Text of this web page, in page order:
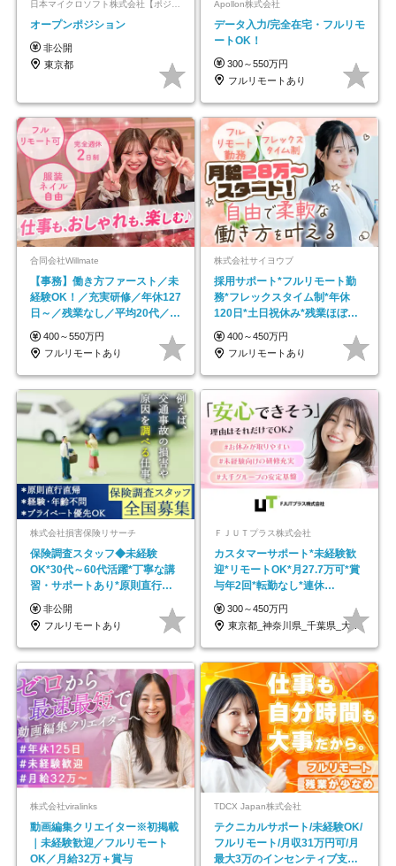
オープンポジション
非公開
東京都
Apollon株式会社
データ入力/完全在宅・フルリモ
ートOK！
300～550万円
フルリモートあり
合同会社Willmate
【事務】働き方ファースト／未
経験OK！／充実研修／年休127
日～／残業なし／平均20代／リ
モートOK
400～550万円
フルリモートあり
株式会社サイヨウブ
採用サポート*フルリモート勤
務*フレックスタイム制*年休
120日*土日祝休み*残業ほぼな
し*育児中社員8割以上
400～450万円
フルリモートあり
株式会社損害保険リサーチ
保険調査スタッフ◆未経験
OK*30代～60代活躍*丁寧な講
習・サポートあり*原則直行直
帰／全国募集・業務委託
非公開
フルリモートあり
ＦＪＵＴプラス株式会社
カスタマーサポート*未経験歓
迎*リモートOK*月27.7万可*賞
与年2回*転勤なし*連休
OK/ZE010232
300～450万円
東京都_神奈川県_千葉県_大阪府_愛知県…
株式会社viralinks
動画編集クリエイター※初掲載
｜未経験歓迎／フルリモート
OK／月給32万＋賞与
TDCX Japan株式会社
テクニカルサポート/未経験OK/
フルリモート/月収31万円可/月
最大3万のインセンティブ支給/